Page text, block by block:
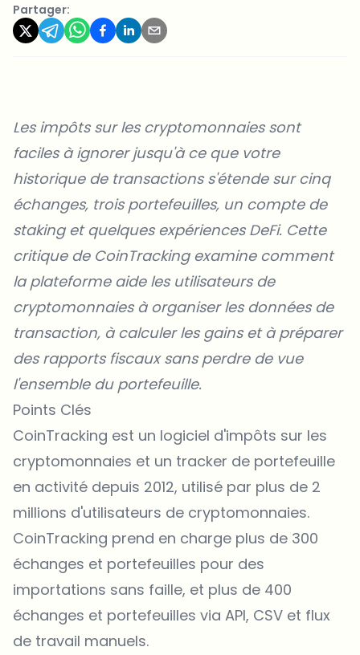
Partager:
Les impôts sur les cryptomonnaies sont
faciles à ignorer jusqu'à ce que votre
historique de transactions s'étende sur cinq
échanges, trois portefeuilles, un compte de
staking et quelques expériences DeFi. Cette
critique de CoinTrackingexamine comment
la plateforme aide les utilisateurs de
cryptomonnaies à organiser les données de
transaction, à calculer les gains et à préparer
des rapports fiscaux sans perdre de vue
l'ensemble du portefeuille.
Points Clés
CoinTracking est un logiciel d'impôts sur les
cryptomonnaies et un tracker de portefeuille
en activité depuis 2012, utilisé par plus de 2
millions d'utilisateurs de cryptomonnaies.
CoinTracking prend en charge plus de 300
échanges et portefeuilles pour des
importations sans faille, et plus de 400
échanges et portefeuilles via API, CSV et flux
de travail manuels.